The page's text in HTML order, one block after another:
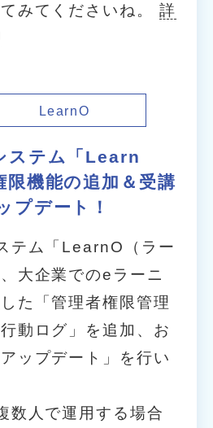
みてくださいね。 詳
LearnO
ステム「Learn
限機能の追加＆受講
プデート！
テム「LearnO（ラー
大企業でのeラーニ
た「管理者権限管理
動ログ」を追加、お
ップデート」を行い
数人で運用する場合